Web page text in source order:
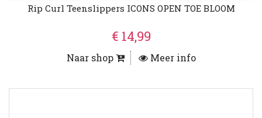
Rip Curl Teenslippers ICONS OPEN TOE BLOOM
€ 14,99
Naar shop Meer info